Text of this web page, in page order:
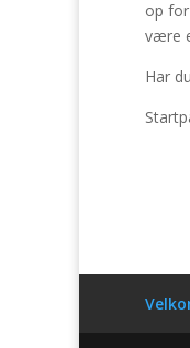
op
være
Har